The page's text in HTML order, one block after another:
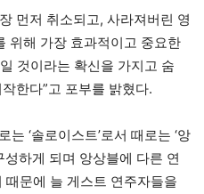
먼저 취소되고, 사라져버린 영
위해 가장 효과적이고 중요한
것이라는 확신을 가지고 숨
한다”고 포부를 밝혔다.
‘솔로이스트’로서 때로는 ‘앙
하게 되며 앙상블에 다른 연
문에 늘 게스트 연주자들을